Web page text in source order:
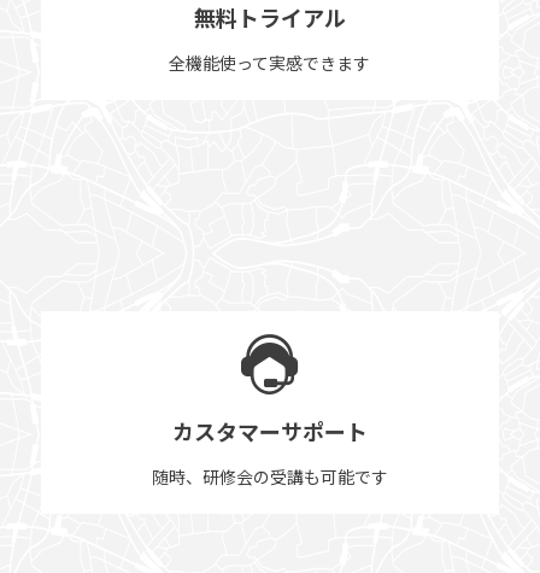
無料トライアル
全機能使って実感できます
カスタマーサポート
随時、研修会の受講も可能です